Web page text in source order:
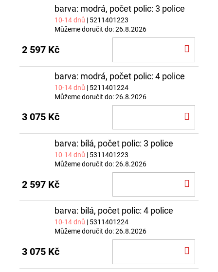
barva: modrá, počet polic: 3 police
10-14 dnů | 5211401223
Můžeme doručit do:26.8.2026
2 597 Kč
barva: modrá, počet polic: 4 police
10-14 dnů | 5211401224
Můžeme doručit do:26.8.2026
3 075 Kč
barva: bílá, počet polic: 3 police
10-14 dnů | 5311401223
Můžeme doručit do:26.8.2026
2 597 Kč
barva: bílá, počet polic: 4 police
10-14 dnů | 5311401224
Můžeme doručit do:26.8.2026
3 075 Kč